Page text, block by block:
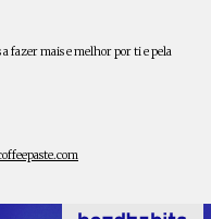
fazer mais e melhor por ti e pela